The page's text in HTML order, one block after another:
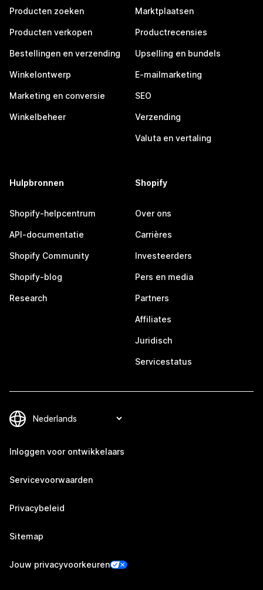
Producten zoeken
Producten verkopen
Bestellingen en verzending
Winkelontwerp
Marketing en conversie
Winkelbeheer
Marktplaatsen
Productrecensies
Upselling en bundels
E-mailmarketing
SEO
Verzending
Valuta en vertaling
Hulpbronnen
Shopify-helpcentrum
API-documentatie
Shopify Community
Shopify-blog
Research
Shopify
Over ons
Carrières
Investeerders
Pers en media
Partners
Affiliates
Juridisch
Servicestatus
Inloggen voor ontwikkelaars
Servicevoorwaarden
Privacybeleid
Sitemap
Jouw privacyvoorkeuren